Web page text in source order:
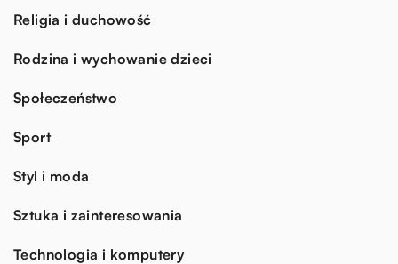
Religia i duchowość
Rodzina i wychowanie dzieci
Społeczeństwo
Sport
Styl i moda
Sztuka i zainteresowania
Technologia i komputery